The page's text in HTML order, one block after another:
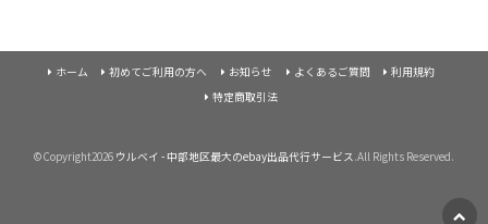
ホーム 初めてご利用の方へ お知らせ よくあるご質問
利用規約
特定商取引法
©Copyright2026 ウルベイ - 中部地区最大のebay出品代行サービス.All Rights Reserved.